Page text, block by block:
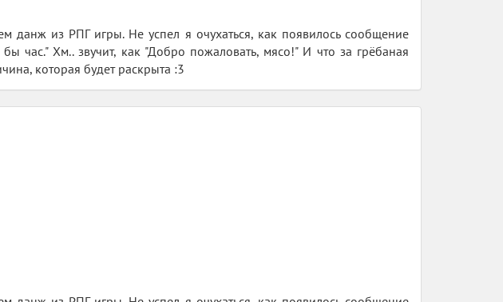
данж из РПГ игры. Не успел я очухаться, как появилось сообщение
час." Хм.. звучит, как "Добро пожаловать, мясо!" И что за грёбаная
которая будет раскрыта :3